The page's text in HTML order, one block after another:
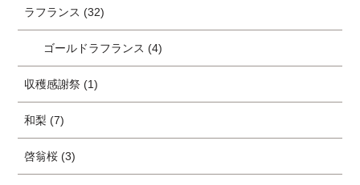
ラフランス (32)
ゴールドラフランス (4)
収穫感謝祭 (1)
和梨 (7)
啓翁桜 (3)